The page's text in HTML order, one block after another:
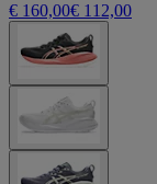
€ 160,00€ 112,00